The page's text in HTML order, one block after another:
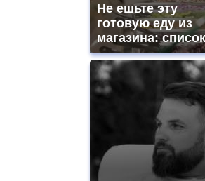
Не ешьте эту
готовую еду из
магазина: список